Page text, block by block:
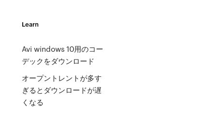
Learn
Avi windows 10用のコー
デックをダウンロード
オープントレントが多す
ぎるとダウンロードが遅
くなる